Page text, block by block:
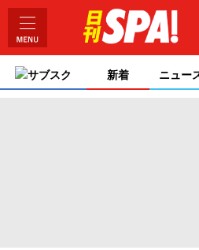
サブスク 新着 ニュー